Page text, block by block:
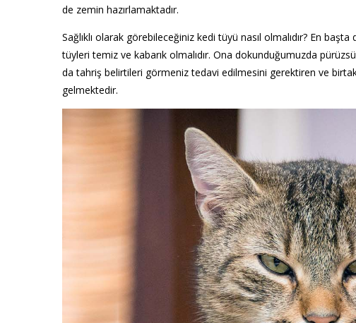
de zemin hazırlamaktadır.
Sağlıklı olarak görebileceğiniz kedi tüyü nasıl olmalıdır? En başta
tüyleri temiz ve kabarık olmalıdır. Ona dokunduğumuzda
da tahriş belirtileri görmeniz tedavi edilmesini gerektiren ve
gelmektedir.